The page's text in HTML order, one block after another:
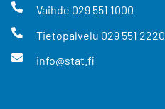
Vaihde 029 551 1000
Tietopalvelu 029 551 2220
info@stat.fi